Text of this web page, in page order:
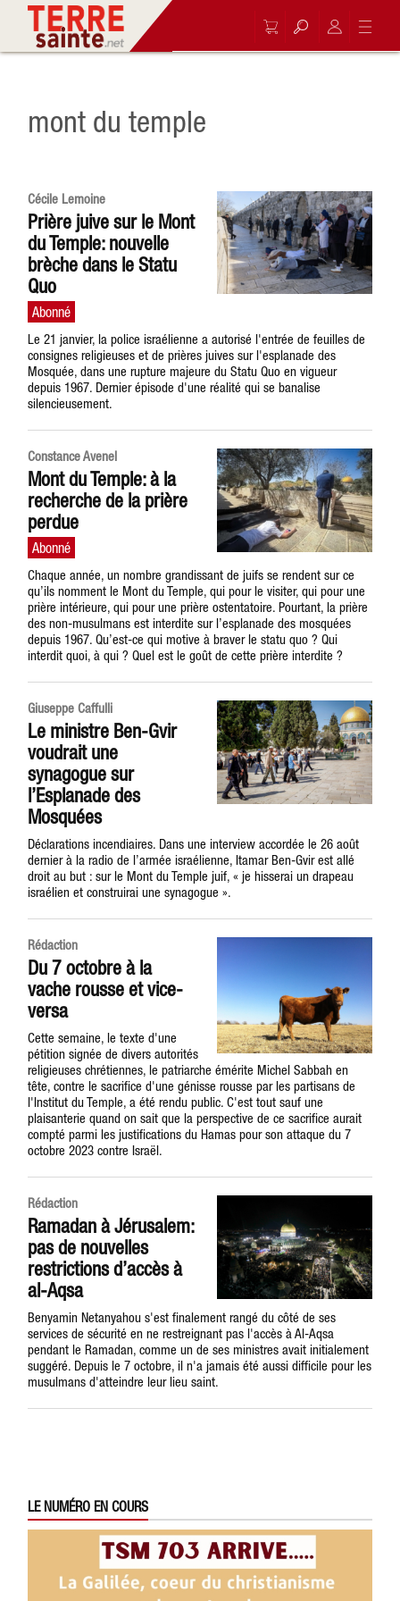
mont du temple
Cécile Lemoine
Prière juive sur le Mont
du Temple: nouvelle
brèche dans le Statu
Quo
Le 21 janvier, la police israélienne a autorisé l'entrée de feuilles de
consignes religieuses et de prières juives sur l'esplanade des
Mosquée, dans une rupture majeure du Statu Quo en vigueur
depuis 1967. Dernier épisode d'une réalité qui se banalise
silencieusement.
Constance Avenel
Mont du Temple: à la
recherche de la prière
perdue
Chaque année, un nombre grandissant de juifs se rendent sur ce
qu’ils nomment le Mont du Temple, qui pour le visiter, qui pour une
prière intérieure, qui pour une prière ostentatoire. Pourtant, la prière
des non-musulmans est interdite sur l’esplanade des mosquées
depuis 1967. Qu’est-ce qui motive à braver le statu quo ? Qui
interdit quoi, à qui ? Quel est le goût de cette prière interdite ?
Giuseppe Caffulli
Le ministre Ben-Gvir
voudrait une
synagogue sur
l’Esplanade des
Mosquées
Déclarations incendiaires. Dans une interview accordée le 26 août
dernier à la radio de l’armée israélienne, Itamar Ben-Gvir est allé
droit au but : sur le Mont du Temple juif, « je hisserai un drapeau
israélien et construirai une synagogue ».
Rédaction
Du 7 octobre à la
vache rousse et vice-
versa
Cette semaine, le texte d'une
pétition signée de divers autorités
religieuses chrétiennes, le patriarche émérite Michel Sabbah en
tête, contre le sacrifice d'une génisse rousse par les partisans de
l'Institut du Temple, a été rendu public. C'est tout sauf une
plaisanterie quand on sait que la perspective de ce sacrifice aurait
compté parmi les justifications du Hamas pour son attaque du 7
octobre 2023 contre Israël.
Rédaction
Ramadan à Jérusalem:
pas de nouvelles
restrictions d’accès à
al-Aqsa
Benyamin Netanyahou s'est finalement rangé du côté de ses
services de sécurité en ne restreignant pas l'accès à Al-Aqsa
pendant le Ramadan, comme un de ses ministres avait initialement
suggéré. Depuis le 7 octobre, il n'a jamais été aussi difficile pour les
musulmans d'atteindre leur lieu saint.
LE NUMÉRO EN COURS